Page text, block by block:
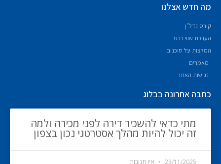
מה חדש אצלנו
קורס נדל"ן
הערכת שווי נכס
המלצות על סוכנים
מאמרים
נגישות האתר
כתבה אחרונה בבלוג
מתי כדאי להשכיר דירה לפני מכירה ולמה
זה יכול להיות מהלך אסטרטגי נכון בצפון
23/11/2025 אין תגובות